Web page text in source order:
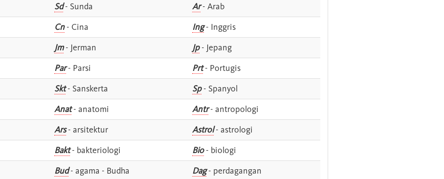
Sd- Sunda Ar- Arab
Cn- Cina Ing- Inggris
Jm- Jerman Jp- Jepang
Par- Parsi Prt- Portugis
Skt- Sanskerta Sp- Spanyol
Anat- anatomi Antr- antropologi
Ars- arsitektur Astrol- astrologi
Bakt- bakteriologi Bio- biologi
Bud- agama - Budha Dag- perdagangan